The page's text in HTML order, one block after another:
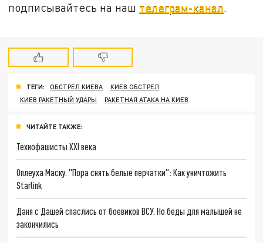
подписывайтесь на наш телеграм-канал.
ТЕГИ: ОБСТРЕЛ КИЕВА
КИЕВ ОБСТРЕЛ
КИЕВ РАКЕТНЫЙ УДАРЫ
РАКЕТНАЯ АТАКА НА КИЕВ
ЧИТАЙТЕ ТАКЖЕ:
Технофашисты XXI века
Оплеуха Маску. "Пора снять белые перчатки": Как уничтожить
Starlink
Даня с Дашей спаслись от боевиков ВСУ. Но беды для малышей не
закончились